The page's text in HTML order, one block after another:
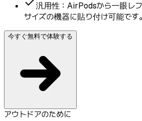
汎用性：AirPodsから一眼レ
サイズの機器に貼り付け可能です。
今すぐ無料で体験する
アウトドアのために